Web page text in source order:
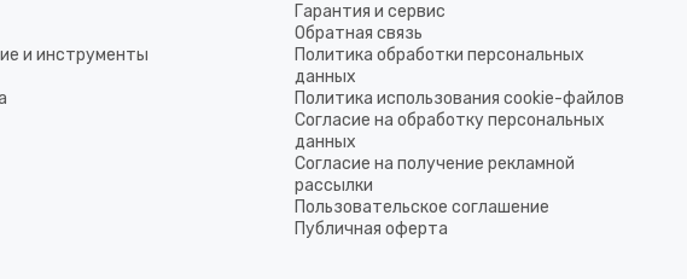
и инструменты
Гарантия и сервис
Обратная связь
Политика обработки персональных
данных
Политика использования cookie-файлов
Согласие на обработку персональных
данных
Согласие на получение рекламной
рассылки
Пользовательское соглашение
Публичная оферта